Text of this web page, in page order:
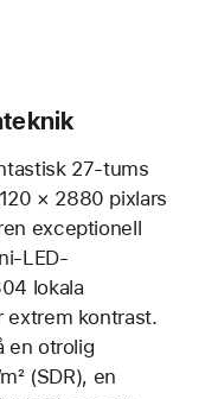
27-tums
× 2880 pixlars
exceptionell
LED-
lokala
extrem kontrast.
en otrolig
(SDR), en